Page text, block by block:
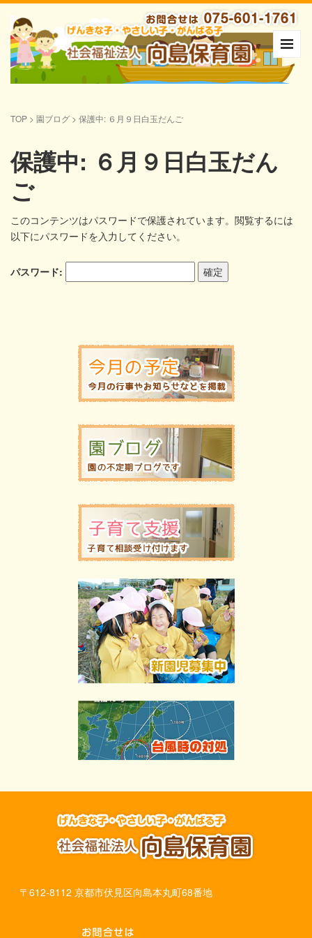
TOP > 園ブログ > 保護中: ６月９日白玉だんご
保護中: ６月９日白玉だん
ご
このコンテンツはパスワードで保護されています。閲覧するには
以下にパスワードを入力してください。
パスワード:
〒612-8112 京都市伏見区向島本丸町68番地